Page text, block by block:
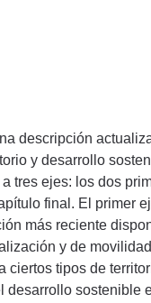
descripción
y desarrollo
tres ejes: los dos
final. El primer
más reciente
y de
ciertos tipos de
sostenible